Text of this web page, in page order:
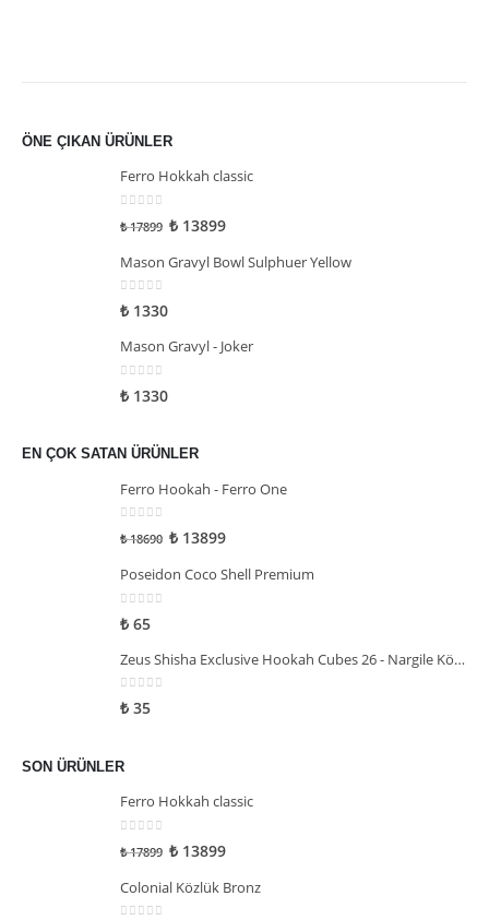
ÖNE ÇIKAN ÜRÜNLER
Ferro Hokkah classic
5 üzerinden
₺17899 ₺ 13899
Mason Gravyl Bowl Sulphuer Yellow
0 5 üzerinden
₺ 1330
Mason Gravyl - Joker
0
₺ 1330
EN ÇOK SATAN ÜRÜNLER
Ferro Hookah - Ferro One
5 üzerinden
₺18690 ₺ 13899
Poseidon Coco Shell Premium
0
₺ 65
Zeus Shisha Exclusive Hookah Cubes 26 - Nargile Kömürü
0 5 üzerinden
₺ 35
SON ÜRÜNLER
Ferro Hokkah classic
5 üzerinden
₺17899 ₺ 13899
Colonial Közlük Bronz